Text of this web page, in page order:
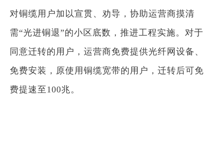
对铜缆用户加以宣贯、劝导，协助运营商摸清
需“光进铜退”的小区底数，推进工程实施。对于
同意迁转的用户，运营商免费提供光纤网设备、
免费安装，原使用铜缆宽带的用户，迁转后可免
费提速至100兆。